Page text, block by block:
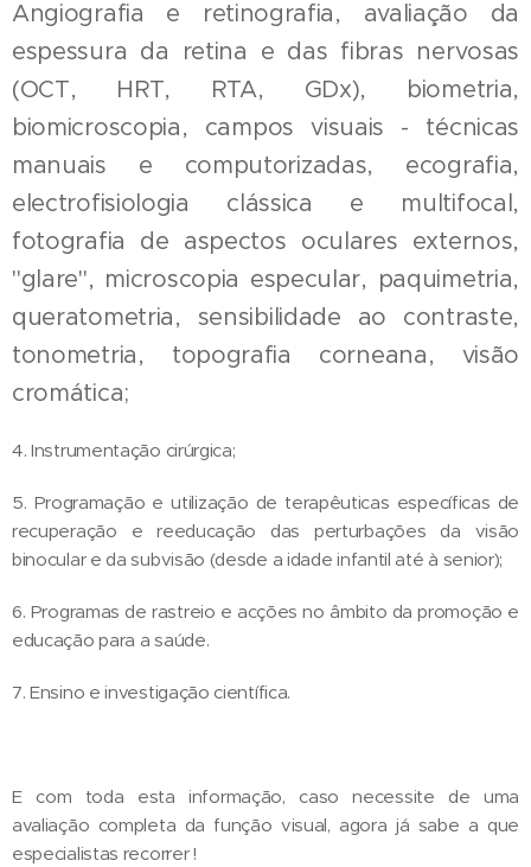
Angiografia e retinografia, avaliação da
espessura da retina e das fibras nervosas
(OCT, HRT, RTA, GDx), biometria,
biomicroscopia, campos visuais - técnicas
manuais e computorizadas, ecografia,
electrofisiologia clássica e multifocal,
fotografia de aspectos oculares externos,
"glare", microscopia especular, paquimetria,
queratometria, sensibilidade ao contraste,
tonometria, topografia corneana, visão
cromática;
4. Instrumentação cirúrgica;
5. Programação e utilização de terapêuticas específicas de
recuperação e reeducação das perturbações da visão
binocular e da subvisão (desde a idade infantil até à senior);
6. Programas de rastreio e acções no âmbito da promoção e
educação para a saúde.
7. Ensino e investigação científica.
E com toda esta informação, caso necessite de uma
avaliação completa da função visual, agora já sabe a que
especialistas recorrer !